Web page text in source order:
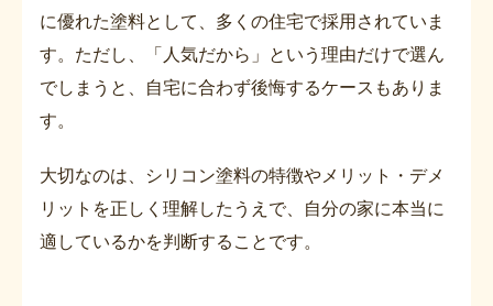
に優れた塗料として、多くの住宅で採用されていま
す。ただし、「人気だから」という理由だけで選ん
でしまうと、自宅に合わず後悔するケースもありま
す。
大切なのは、シリコン塗料の特徴やメリット・デメ
リットを正しく理解したうえで、自分の家に本当に
適しているかを判断することです。